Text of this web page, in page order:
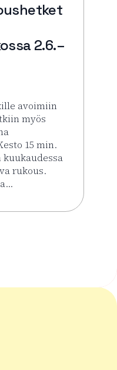
2.6.–7.8.
2.6.–
avoimiin
myös
15 min.
kuukaudessa
rukous.
Kesän